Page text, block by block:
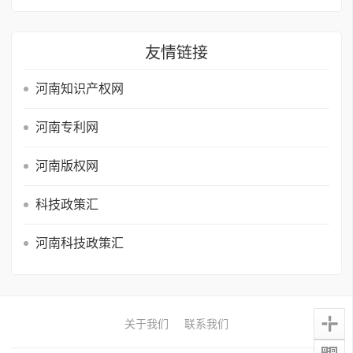
友情链接
河南知识产权网
河南专利网
河南版权网
科技政策汇
河南科技政策汇
关于我们 联系我们